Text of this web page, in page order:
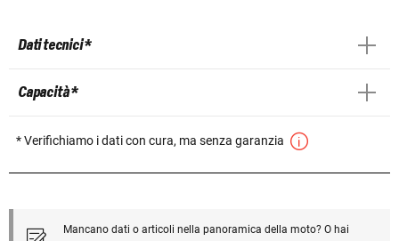
Dati tecnici *
Capacità *
* Verifichiamo i dati con cura, ma senza garanzia
Mancano dati o articoli nella panoramica della moto? O hai